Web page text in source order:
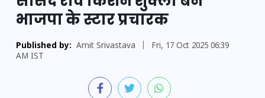
भाजपा के स्टार प्रचारक
Published by: Amit Srivastava
Fri, 17 Oct 2025 06:39
AM IST